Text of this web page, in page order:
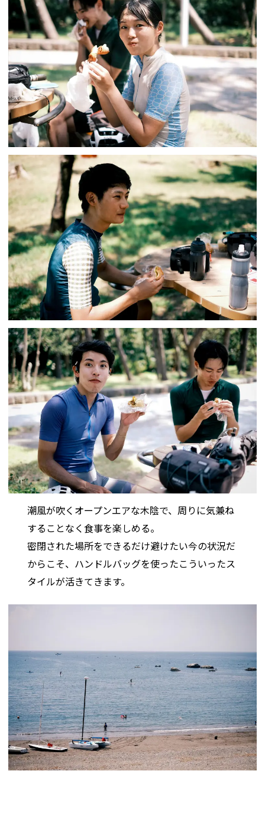
潮風が吹くオープンエアな木陰で、周りに気兼ね
することなく食事を楽しめる。
密閉された場所をできるだけ避けたい今の状況だ
からこそ、ハンドルバッグを使ったこういったス
タイルが活きてきます。